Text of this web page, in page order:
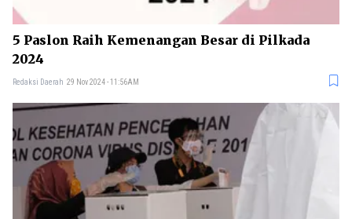
5 Paslon Raih Kemenangan Besar di Pilkada
2024
Redaksi Daerah 29 Nov 2024 - 11:56AM